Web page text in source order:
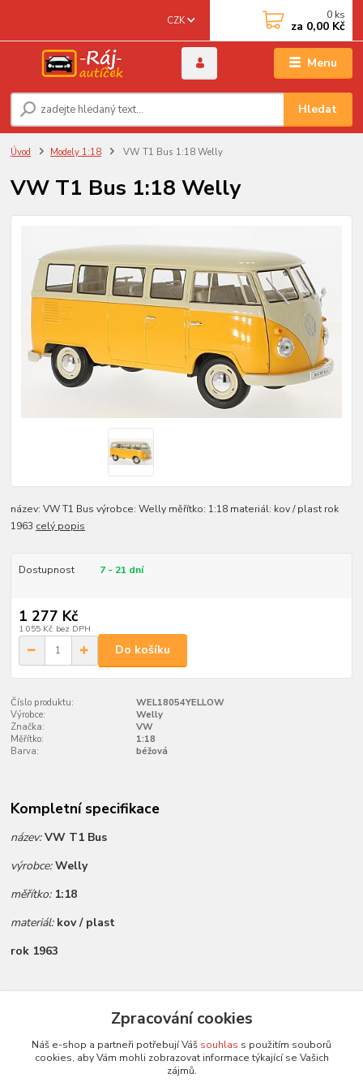
Menu
CZK
Hledat
0 ks
za 0,00 Kč
Úvod Modely 1:18 VW T1 Bus 1:18 Welly
VW T1 Bus 1:18 Welly
název: VW T1 Bus výrobce: Welly měřítko: 1:18 materiál: kov / plast rok
1963 celý popis
Dostupnost 7 - 21 dní
1 277 Kč
1 055 Kč bez DPH
Do košíku
Číslo produktu:
WEL18054YELLOW
Výrobce:
Welly
Značka:
VW
Měřítko:
1:18
Barva:
béžová
Kompletní specifikace
název:VW T1 Bus
výrobce:Welly
měřítko: 1:18
materiál: kov / plast
rok 1963
Zboží zařazeno v kategoriích
Všechny modely
Modely 1:18
Zpracování cookies
Náš e-shop a partneři potřebují Váš souhlas s použitím souborů
cookies, aby Vám mohli zobrazovat informace týkající se Vašich
zájmů.